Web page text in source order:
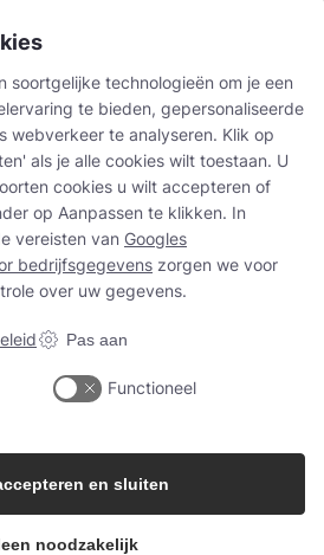
we
oplossingen
ons op
ons op
soortgelijke technologieën om je een
te bieden, gepersonaliseerde
webverkeer te analyseren. Klik op
als je alle cookies wilt toestaan. U
cookies u wilt accepteren of
op Aanpassen te klikken. In
vereisten van Googles
bedrijfsgegevens zorgen we voor
over uw gegevens.
Pas aan
Functioneel
noodzakelijk
en sluiten